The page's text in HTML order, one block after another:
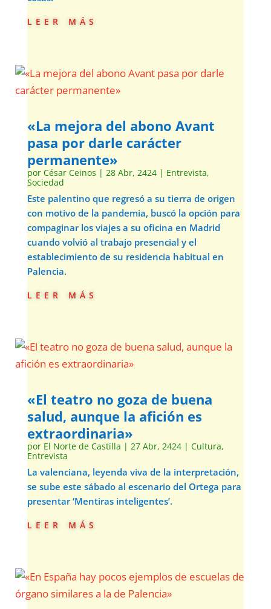
leer más
«La mejora del abono Avant
pasa por darle carácter
permanente»
por César Ceinos | 28 Abr, 2424| Entrevista,
Sociedad
Este palentino que regresó a su tierra de origen
con motivo de la pandemia, buscó la opción para
compaginar los viajes a su oficina en Madrid
cuando volvió al trabajo presencial y el
establecimiento de su residencia habitual en
Palencia.
leer más
«El teatro no goza de buena
salud, aunque la afición es
extraordinaria»
por El Norte de Castilla | 27 Abr, 2424| Cultura,
Entrevista
La valenciana, leyenda viva de la interpretación,
se sube este sábado al escenario del Ortega para
presentar ‘Mentiras inteligentes’.
leer más